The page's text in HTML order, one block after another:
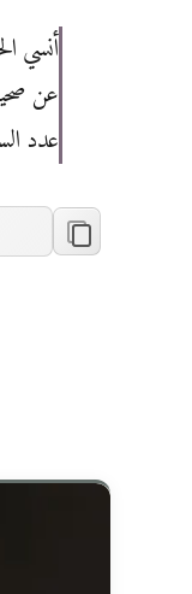
أنسي
عن
عدد السبت ٢٣